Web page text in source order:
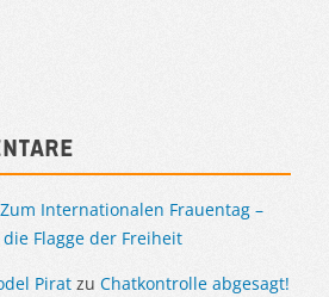
Zum Internationalen Frauentag –
Flagge der Freiheit
Pirat zu Chatkontrolle abgesagt!